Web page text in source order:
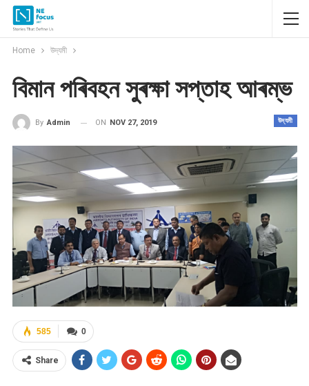
Home উদ্যমী
বিমান পৰিবহন সুৰক্ষা সপ্তাহ আৰম্ভ
উদ্যমী
By Admin ON NOV 27, 2019
0
585
Share